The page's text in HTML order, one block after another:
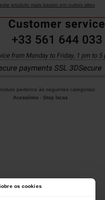
os cookies
produto mais barato em outros sites
pertence às seguintes categorias:
Acessórios - Stop Iscas